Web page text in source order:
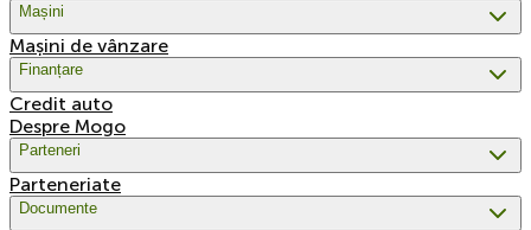
Mașini
Mașini de vânzare
Finanțare
Credit auto
Despre Mogo
Parteneri
Parteneriate
Documente